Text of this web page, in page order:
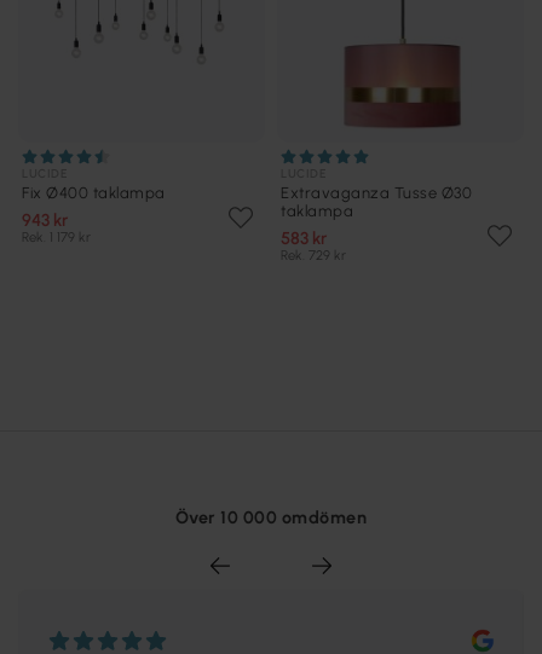
Fix Ø400 taklampa
943 kr
Rek. 1 179 kr
Extravaganza Tusse Ø30
taklampa
583 kr
Rek. 729 kr
Över 10 000 omdömen